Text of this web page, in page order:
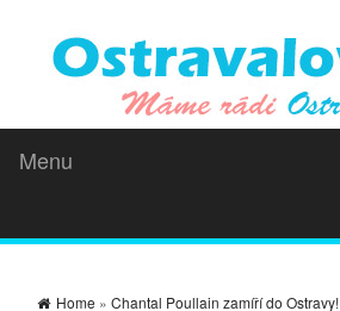
Menu
Home » Chantal Poullain zamíří do Ostravy!